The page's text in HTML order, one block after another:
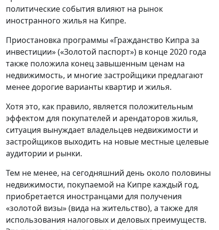
политические события влияют на рынок
иностранного жилья на Кипре.
Приостановка программы «Гражданство Кипра за
инвестиции» («Золотой паспорт») в конце 2020 года
также положила конец завышенным ценам на
недвижимость, и многие застройщики предлагают
менее дорогие варианты квартир и жилья.
Хотя это, как правило, является положительным
эффектом для покупателей и арендаторов жилья,
ситуация вынуждает владельцев недвижимости и
застройщиков выходить на новые местные целевые
аудитории и рынки.
Тем не менее, на сегодняшний день около половины
недвижимости, покупаемой на Кипре каждый год,
приобретается иностранцами для получения
«золотой визы» (вида на жительство), а также для
использования налоговых и деловых преимуществ.